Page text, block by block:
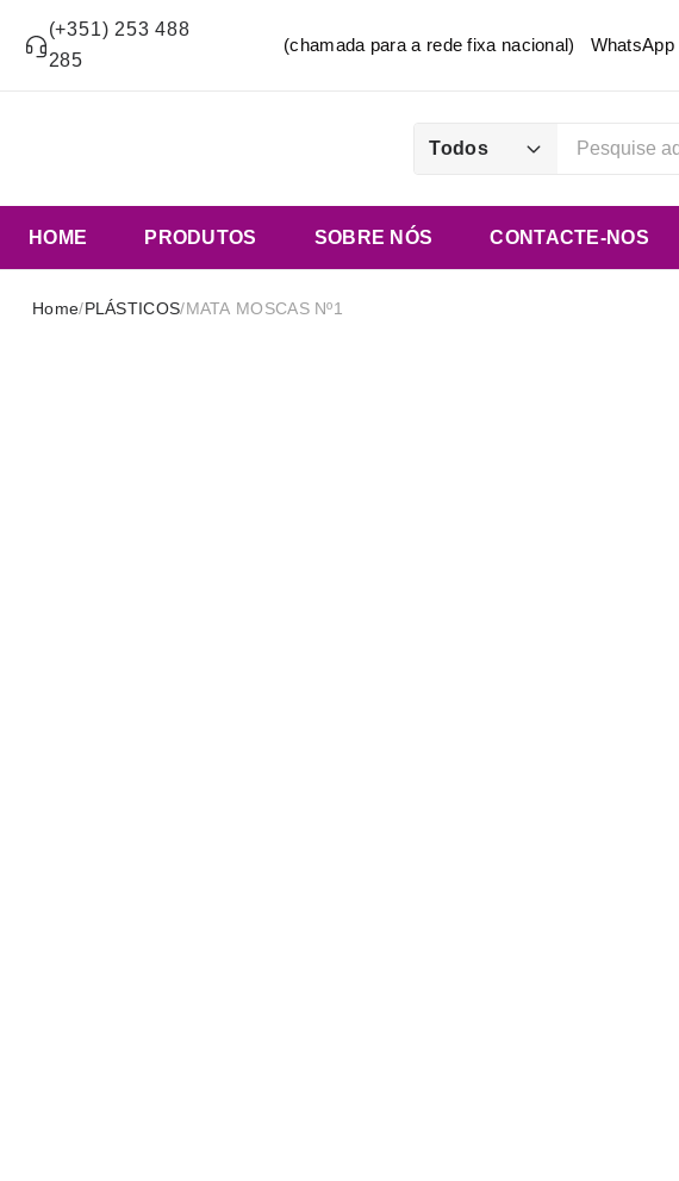
(+351) 253 488
285
(chamada para a rede fixa nacional) WhatsApp
Todos
HOME PRODUTOS SOBRE NÓS CONTACTE-NOS
Home/PLÁSTICOS/MATA MOSCAS Nº1